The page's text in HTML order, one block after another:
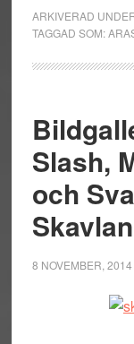
ARKIVERAD
TAGGAD SOM:
Slash,
och
Skavlan
8 NOVEMBER, 2014